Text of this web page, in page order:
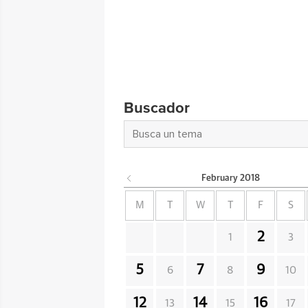
Buscador
February 2018
M W F S
1 2 3
5 6 7 8 9 10
12 13 14 15 16 17